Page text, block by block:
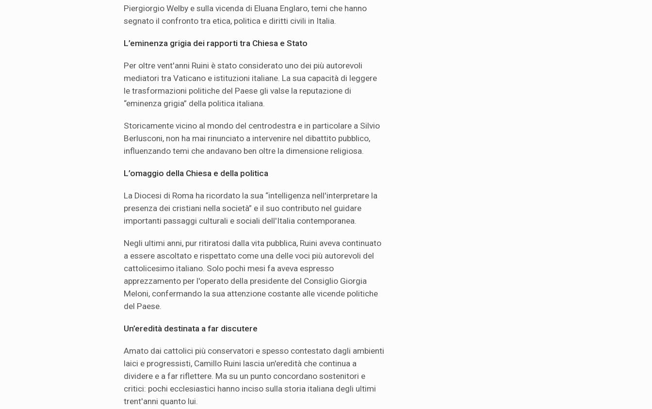
Piergiorgio Welby e sulla vicenda di Eluana Englaro, temi che hanno
segnato il confronto tra etica, politica e diritti civili in Italia.
L’eminenza grigia dei rapporti tra Chiesa e Stato
Per oltre vent'anni Ruini è stato considerato uno dei più autorevoli
mediatori tra Vaticano e istituzioni italiane. La sua capacità di leggere
le trasformazioni politiche del Paese gli valse la reputazione di
“eminenza grigia” della politica italiana.
Storicamente vicino al mondo del centrodestra e in particolare a Silvio
Berlusconi, non ha mai rinunciato a intervenire nel dibattito pubblico,
influenzando temi che andavano ben oltre la dimensione religiosa.
L’omaggio della Chiesa e della politica
La Diocesi di Roma ha ricordato la sua “intelligenza nell'interpretare la
presenza dei cristiani nella società” e il suo contributo nel guidare
importanti passaggi culturali e sociali dell'Italia contemporanea.
Negli ultimi anni, pur ritiratosi dalla vita pubblica, Ruini aveva continuato
a essere ascoltato e rispettato come una delle voci più autorevoli del
cattolicesimo italiano. Solo pochi mesi fa aveva espresso
apprezzamento per l'operato della presidente del Consiglio Giorgia
Meloni, confermando la sua attenzione costante alle vicende politiche
del Paese.
Un’eredità destinata a far discutere
Amato dai cattolici più conservatori e spesso contestato dagli ambienti
laici e progressisti, Camillo Ruini lascia un'eredità che continua a
dividere e a far riflettere. Ma su un punto concordano sostenitori e
critici: pochi ecclesiastici hanno inciso sulla storia italiana degli ultimi
trent'anni quanto lui.